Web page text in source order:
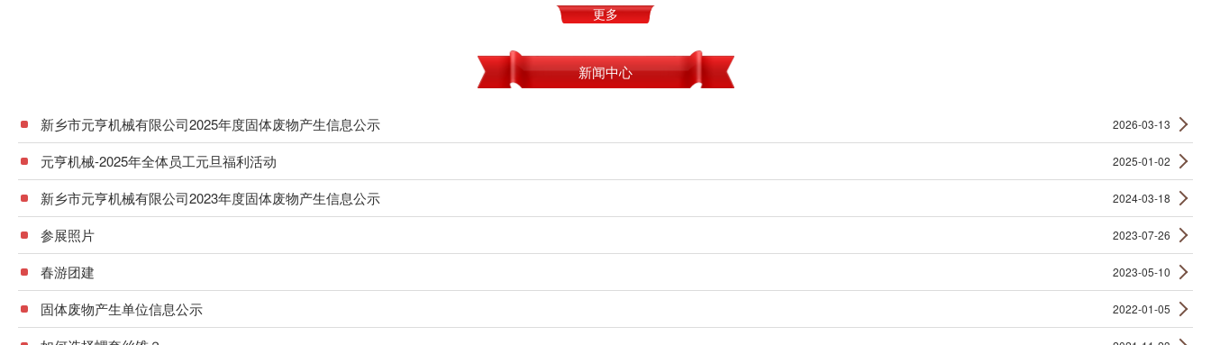
更多
新闻中心
新乡市元亨机械有限公司2025年度固体废物产生信息公示 2026-03-13
元亨机械-2025年全体员工元旦福利活动 2025-01-02
新乡市元亨机械有限公司2023年度固体废物产生信息公示 2024-03-18
参展照片 2023-07-26
春游团建 2023-05-10
固体废物产生单位信息公示 2022-01-05